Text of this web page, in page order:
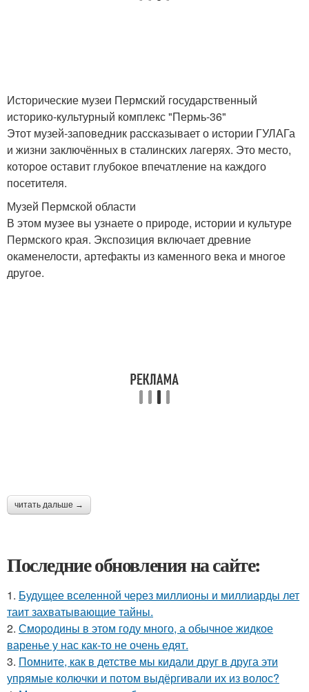
Исторические музеи Пермский государственный
историко-культурный комплекс "Пермь-36"
Этот музей-заповедник рассказывает о истории ГУЛАГа
и жизни заключённых в сталинских лагерях. Это место,
которое оставит глубокое впечатление на каждого
посетителя.
Музей Пермской области
В этом музее вы узнаете о природе, истории и культуре
Пермского края. Экспозиция включает древние
окаменелости, артефакты из каменного века и многое
другое.
читать дальше →
Последние обновления на сайте:
1. Будущее вселенной через миллионы и миллиарды лет
таит захватывающие тайны.
2. Смородины в этом году много, а обычное жидкое
варенье у нас как-то не очень едят.
3. Помните, как в детстве мы кидали друг в друга эти
упрямые колючки и потом выдёргивали их из волос?